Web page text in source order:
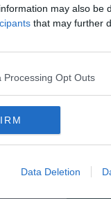
may also be
that may further
Processing Opt Outs
Data Deletion
vieille ville,
stari grad! Herceg
ville de Herceg
les
que Herceg Novi
et ottomane,
même à